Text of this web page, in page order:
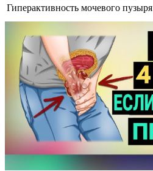
Гиперактивность мочевого пузыря